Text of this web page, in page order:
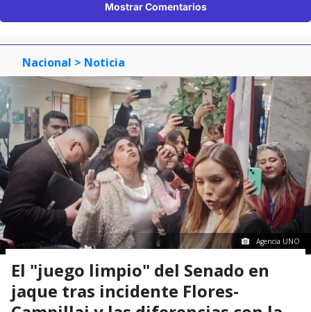
Mostrar Comentarios
Nacional > Noticia
Agencia UNO
El "juego limpio" del Senado en
jaque tras incidente Flores-